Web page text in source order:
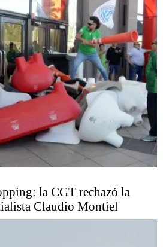
la CGT rechazó la
Claudio Montiel